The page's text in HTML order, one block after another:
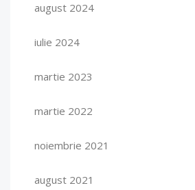
august 2024
iulie 2024
martie 2023
martie 2022
noiembrie 2021
august 2021